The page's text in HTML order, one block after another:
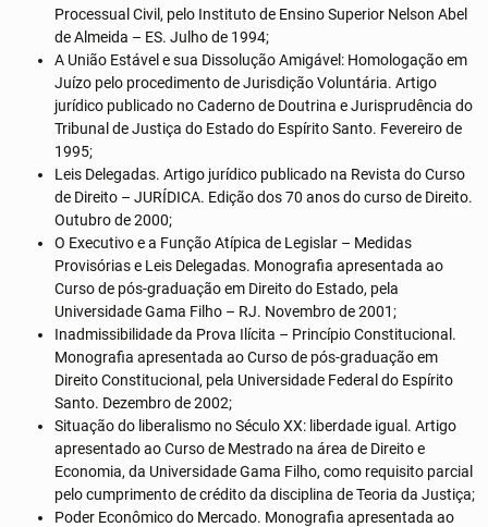
Processual Civil, pelo Instituto de Ensino Superior Nelson Abel
de Almeida – ES. Julho de 1994;
A União Estável e sua Dissolução Amigável: Homologação em
Juízo pelo procedimento de Jurisdição Voluntária. Artigo
jurídico publicado no Caderno de Doutrina e Jurisprudência do
Tribunal de Justiça do Estado do Espírito Santo. Fevereiro de
1995;
Leis Delegadas. Artigo jurídico publicado na Revista do Curso
de Direito – JURÍDICA. Edição dos 70 anos do curso de Direito.
Outubro de 2000;
O Executivo e a Função Atípica de Legislar – Medidas
Provisórias e Leis Delegadas. Monografia apresentada ao
Curso de pós-graduação em Direito do Estado, pela
Universidade Gama Filho – RJ. Novembro de 2001;
Inadmissibilidade da Prova Ilícita – Princípio Constitucional.
Monografia apresentada ao Curso de pós-graduação em
Direito Constitucional, pela Universidade Federal do Espírito
Santo. Dezembro de 2002;
Situação do liberalismo no Século XX: liberdade igual. Artigo
apresentado ao Curso de Mestrado na área de Direito e
Economia, da Universidade Gama Filho, como requisito parcial
pelo cumprimento de crédito da disciplina de Teoria da Justiça;
Poder Econômico do Mercado. Monografia apresentada ao